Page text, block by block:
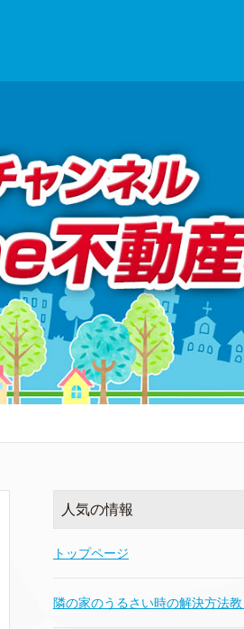
人気の情報
トップページ
隣の家のうるさい時の解決方法